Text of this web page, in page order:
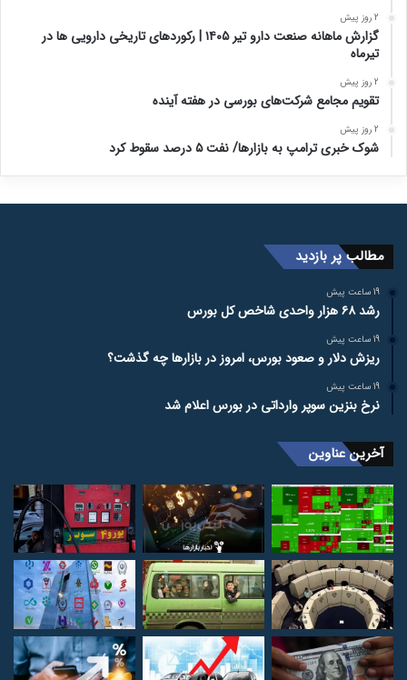
2 روز پیش
گزارش ماهانه صنعت دارو تیر ۱۴۰۵ | رکوردهای تاریخی دارویی ها در
تیرماه
2 روز پیش
تقویم مجامع شرکت‌های بورسی در هفته آینده
2 روز پیش
شوک خبری ترامپ به بازارها/ نفت ۵ درصد سقوط کرد
مطالب پر بازدید
19 ساعت پیش
رشد ۶۸ هزار واحدی شاخص کل بورس
19 ساعت پیش
ریزش دلار و صعود بورس، امروز در بازارها چه گذشت؟
19 ساعت پیش
نرخ بنزین سوپر وارداتی در بورس اعلام شد
آخرین عناوین